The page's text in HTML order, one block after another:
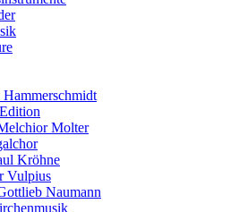
Hammerschmidt
Molter
Kröhne
Vulpius
Naumann